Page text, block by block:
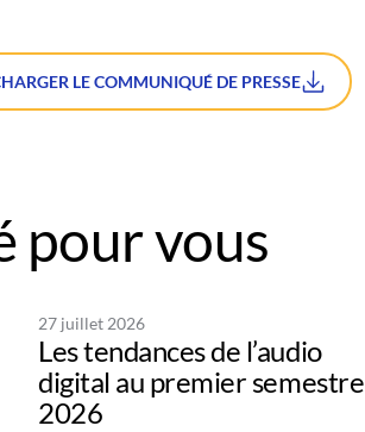
LE COMMUNIQUÉ DE PRESSE
pour vous
27 juillet 2026
Les tendances de l’audio
digital au premier semestre
2026